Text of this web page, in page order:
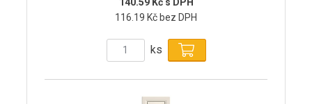
116.19 Kč bez DPH
ks